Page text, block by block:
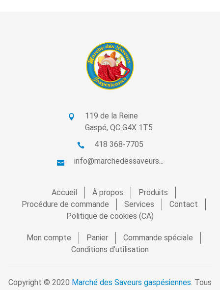
119 de la Reine
Gaspé, QC G4X 1T5
418 368-7705
info@marchedessaveurs...
Accueil À propos
Produits
Procédure de commande
Services
Contact
Politique de cookies (CA)
Mon compte Panier
Commande spéciale
Conditions d’utilisation
Copyright © 2020 Marché des Saveurs gaspésiennes. Tous